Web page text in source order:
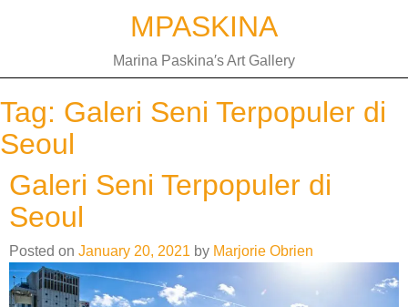
MPASKINA
Marina Paskina′s Art Gallery
Tag: Galeri Seni Terpopuler di
Seoul
Galeri Seni Terpopuler di
Seoul
Posted on January 20, 2021 by Marjorie Obrien